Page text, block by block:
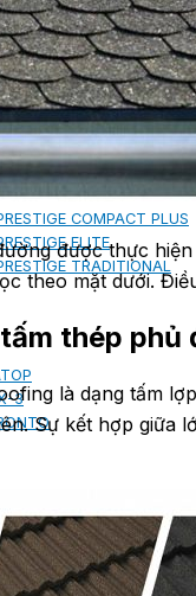
ULTIMETAL HD
COMPACT PLUS
ELITE
TRADITIONAL
3
ĐỎ
được thực
theo mặt dưới.
thép phủ
là dạng tấm
Sự kết hợp giữa